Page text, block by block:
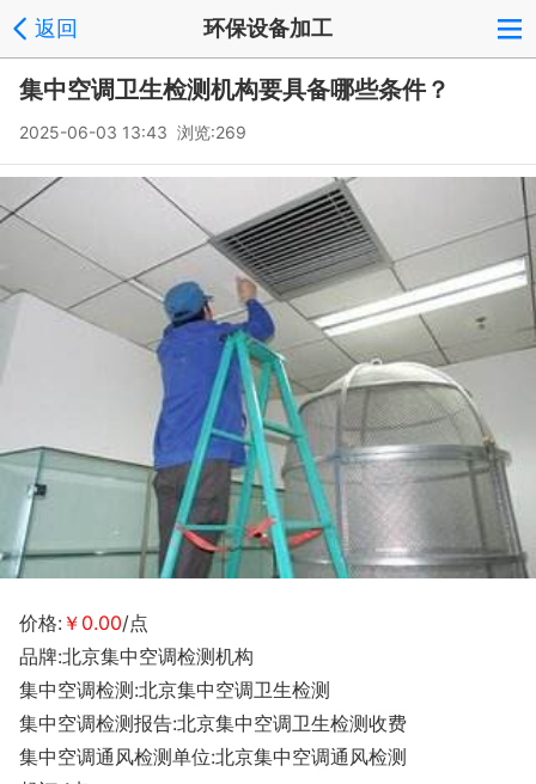
返回 环保设备加工
集中空调卫生检测机构要具备哪些条件？
2025-06-03 13:43 浏览:269
价格: ￥0.00/点
品牌:北京集中空调检测机构
集中空调检测:北京集中空调卫生检测
集中空调检测报告:北京集中空调卫生检测收费
集中空调通风检测单位:北京集中空调通风检测